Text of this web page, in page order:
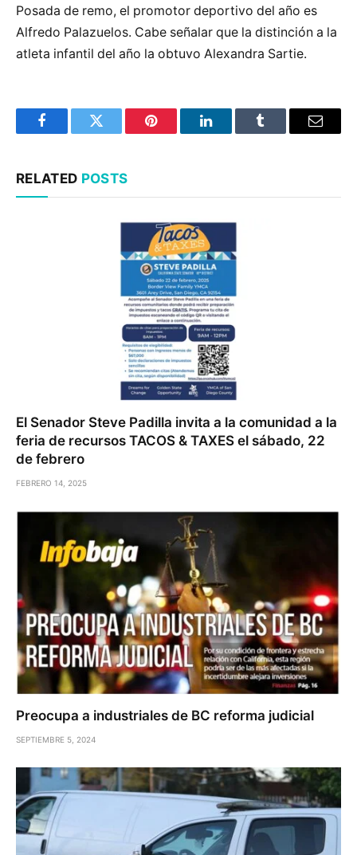
Posada de remo, el promotor deportivo del año es
Alfredo Palazuelos. Cabe señalar que la distinción a la
atleta infantil del año la obtuvo Alexandra Sartie.
FacebookTwitter Pinterest LinkedInTumblr Email
RELATED POSTS
El Senador Steve Padilla invita a la comunidad a la
feria de recursos TACOS & TAXES el sábado, 22
de febrero
FEBRERO 14, 2025
Preocupa a industriales de BC reforma judicial
SEPTIEMBRE 5, 2024